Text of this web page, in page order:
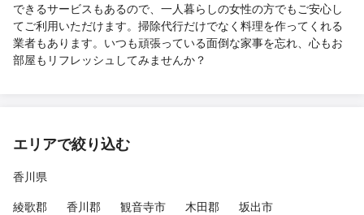
できるサービスもあるので、一人暮らしの女性の方でもご安心し
てご利用いただけます。掃除代行だけでなく料理を作ってくれる
業者もあります。いつも頑張っている面倒な家事を忘れ、心もお
部屋もリフレッシュしてみませんか？
エリアで絞り込む
香川県
綾歌郡
香川郡 観音寺市 木田郡
坂出市